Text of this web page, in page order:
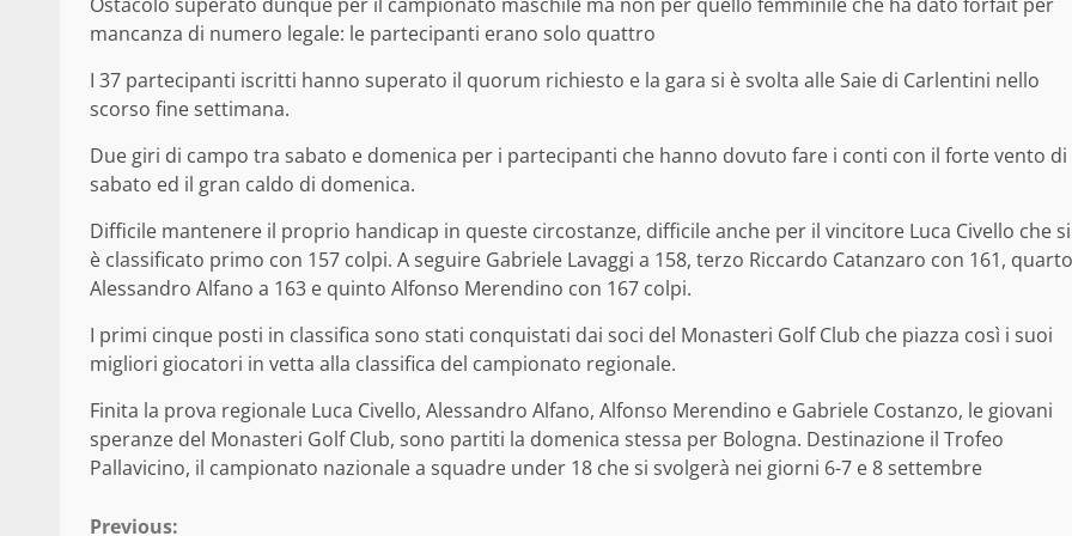
mancanza di numero legale: le partecipanti erano solo quattro
I 37 partecipanti iscritti hanno superato il quorum richiesto e la gara si è svolta alle Saie di Carlentini nello
scorso fine settimana.
Due giri di campo tra sabato e domenica per i partecipanti che hanno dovuto fare i conti con il forte vento di
sabato ed il gran caldo di domenica.
Difficile mantenere il proprio handicap in queste circostanze, difficile anche per il vincitore Luca Civello che si
è classificato primo con 157 colpi. A seguire Gabriele Lavaggi a 158, terzo Riccardo Catanzaro con 161, quarto
Alessandro Alfano a 163 e quinto Alfonso Merendino con 167 colpi.
I primi cinque posti in classifica sono stati conquistati dai soci del Monasteri Golf Club che piazza così i suoi
migliori giocatori in vetta alla classifica del campionato regionale.
Finita la prova regionale Luca Civello, Alessandro Alfano, Alfonso Merendino e Gabriele Costanzo, le giovani
speranze del Monasteri Golf Club, sono partiti la domenica stessa per Bologna. Destinazione il Trofeo
Pallavicino, il campionato nazionale a squadre under 18 che si svolgerà nei giorni 6-7 e 8 settembre
Previous: